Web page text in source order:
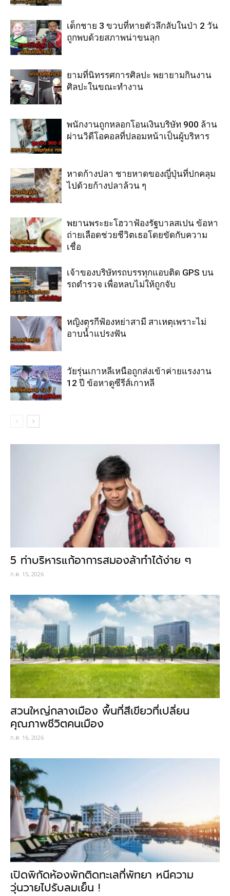
เด็กชาย 3 ขวบที่หายตัวลึกลับในป่า 2 วัน
ถูกพบด้วยสภาพน่าขนลุก
ยามที่นิทรรศการศิลปะ พยายามกินงาน
ศิลปะในขณะทำงาน
พนักงานถูกหลอกโอนเงินบริษัท 900 ล้าน
ผ่านวิดีโอคอลที่ปลอมหน้าเป็นผู้บริหาร
หาดก้างปลา ชายหาดของญี่ปุ่นที่ปกคลุม
ไปด้วยก้างปลาล้วน ๆ
พยานพระยะโฮวาฟ้องรัฐบาลสเปน ข้อหา
ถ่ายเลือดช่วยชีวิตเธอโดยขัดกับความ
เชื่อ
เจ้าของบริษัทรถบรรทุกแอบติด GPS บน
รถตำรวจ เพื่อหลบไม่ให้ถูกจับ
หญิงตุรกีฟ้องหย่าสามี สาเหตุเพราะไม่
อาบน้ำแปรงฟัน
วัยรุ่นเกาหลีเหนือถูกส่งเข้าค่ายแรงงาน
12 ปี ข้อหาดูซีรีส์เกาหลี
5 ท่าบริหารแก้อาการสมองล้าทำได้ง่าย ๆ
ก.ค. 15, 2026
สวนใหญ่กลางเมือง พื้นที่สีเขียวที่เปลี่ยน
คุณภาพชีวิตคนเมือง
ก.ค. 16, 2026
เปิดพิกัดห้องพักติดทะเลที่พัทยา หนีความ
วุ่นวายไปรับลมเย็น !